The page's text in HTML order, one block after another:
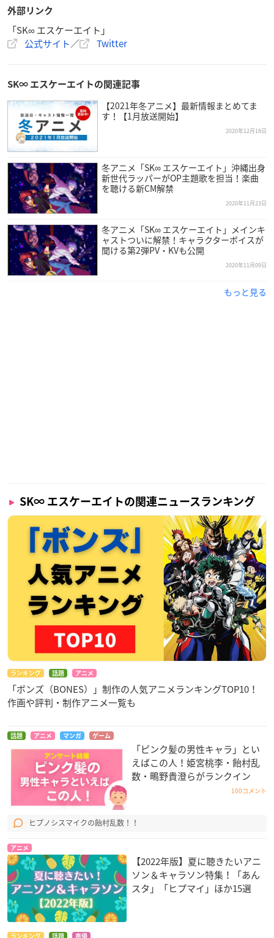
Blu-ray（完全生産限定版）：¥6,800＋税
DVD（完全生産限定版）：¥5,800＋税
【完全生産限定特典】（DISC2枚組：本編DISC＋特典DISC）
ほか 場所：関東近郊）
・キャラクターデザイン・総作画監督 千葉道徳描き下ろし三方
背＆デジケース仕様
・特典CD：オリジナルドラマ「シンデレキ」
・特製ブックレット
・オーディオコメンタリー（出演：畠中 祐・小林千晃 ほか）
SK∞ エスケーエイト Vol.2
【発売日】
2021年4月28日（水）
【収録話数】
第3話 ・第4話
2021年5月26日（水）
【収録話数】
第5話 ・第6話
【価格】
Blu-ray（完全生産限定版）：¥6,800＋税
DVD（完全生産限定版）：¥5,800＋税
【完全生産限定特典】（DISC2枚組：本編DISC＋特典DISC）
・キャラクターデザイン・総作画監督 千葉道徳描き下ろし三方
背＆デジケース仕様
・特典CD：オリジナルドラマ
・特製ブックレット
・オーディオコメンタリー
SK∞ エスケーエイト Vol.4
【発売日】
2021年6月23日（水）
【収録話数】
【価格】
Blu-ray（完全生産限定版）：¥6,800＋税
DVD（完全生産限定版）：¥5,800＋税
【完全生産限定特典】（DISC1枚：本編DISC）
・キャラクターデザイン・総作画監督 千葉道徳描き下ろし三方
背＆デジケース仕様
外部リンク
「SK∞ エスケーエイト」
公式サイト／ Twitter
SK∞ エスケーエイトの関連記事
【2021年冬アニメ】最新情報まとめてま
す！【1月放送開始】
2020年12月18日
冬アニメ「SK∞ エスケーエイト」沖縄出身
新世代ラッパーがOP主題歌を担当！楽曲
を聴ける新CM解禁
2020年11月23日
冬アニメ「SK∞ エスケーエイト」メインキ
ャストついに解禁！キャラクターボイスが
聞ける第2弾PV・KVも公開
2020年11月09日
もっと見る
SK∞ エスケーエイトの関連ニュースランキング
ランキング 話題 アニメ
「ボンズ（BONES）」制作の人気アニメランキングTOP10！
作画や評判・制作アニメ一覧も
話題 アニメ マンガ ゲーム
「ピンク髪の男性キャラ」とい
えばこの人！姫宮桃李・飴村乱
数・鴫野貴澄らがランクイン
100コメント
ヒプノシスマイクの飴村乱数！！
アニメ
【2022年版】夏に聴きたいアニ
ソン＆キャラソン特集！「あん
スタ」「ヒプマイ」ほか15選
ランキング 話題 声優